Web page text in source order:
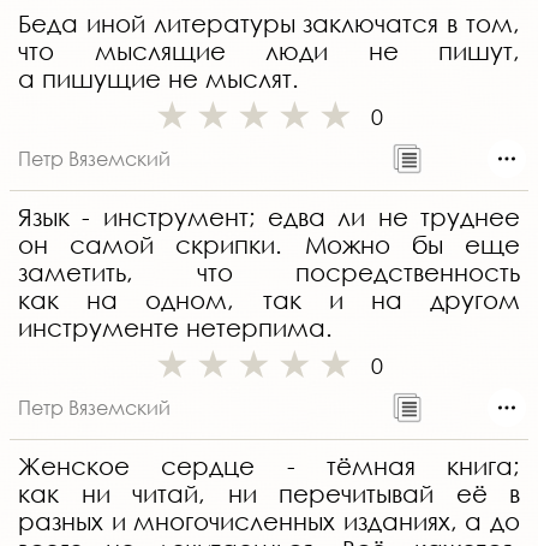
Беда иной литературы заключатся в том,
что мыслящие люди не пишут,
а пишущие не мыслят.
0
Петр Вяземский
Язык - инструмент; едва ли не труднее
он самой скрипки. Можно бы еще
заметить, что посредственность
как на одном, так и на другом
инструменте нетерпима.
0
Петр Вяземский
Женское сердце - тёмная книга;
как ни читай, ни перечитывай её в
разных и многочисленных изданиях, а до